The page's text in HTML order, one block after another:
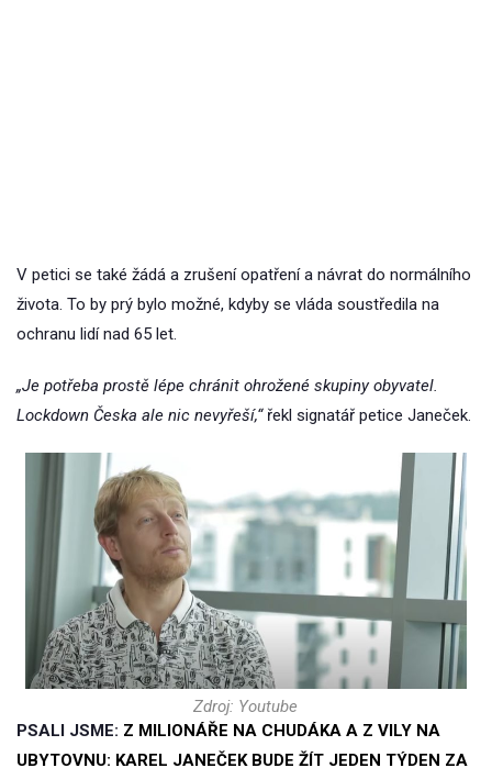
V petici se také žádá a zrušení opatření a návrat do normálního
života. To by prý bylo možné, kdyby se vláda soustředila na
ochranu lidí nad 65 let.
„Je potřeba prostě lépe chránit ohrožené skupiny obyvatel.
Lockdown Česka ale nic nevyřeší,“řekl signatář petice Janeček.
Zdroj: Youtube
PSALI JSME: Z MILIONÁŘE NA CHUDÁKA A Z VILY NA
UBYTOVNU: KAREL JANEČEK BUDE ŽÍT JEDEN TÝDEN ZA